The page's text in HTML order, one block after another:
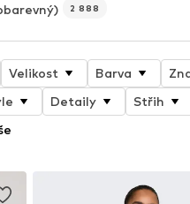
2 888
Velikost Barva
Detaily Střih